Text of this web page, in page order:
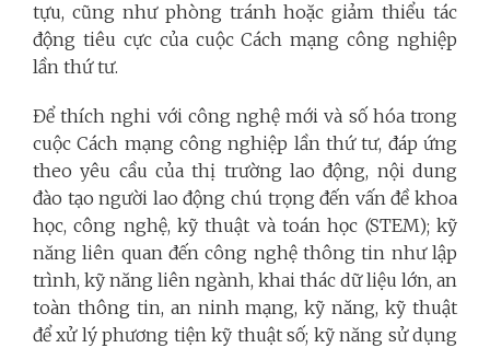
tựu, cũng như phòng tránh hoặc giảm thiểu tác
động tiêu cực của cuộc Cách mạng công nghiệp
lần thứ tư.
Để thích nghi với công nghệ mới và số hóa trong
cuộc Cách mạng công nghiệp lần thứ tư, đáp ứng
theo yêu cầu của thị trường lao động, nội dung
đào tạo người lao động chú trọng đến vấn đề khoa
học, công nghệ, kỹ thuật và toán học (STEM); kỹ
năng liên quan đến công nghệ thông tin như lập
trình, kỹ năng liên ngành, khai thác dữ liệu lớn, an
toàn thông tin, an ninh mạng, kỹ năng, kỹ thuật
để xử lý phương tiện kỹ thuật số; kỹ năng sử dụng